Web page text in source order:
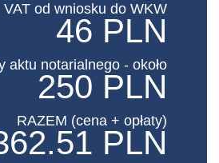
VAT od wniosku do WKW
46 PLN
aktu notarialnego - około
250 PLN
RAZEM (cena + opłaty)
PLN